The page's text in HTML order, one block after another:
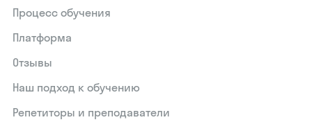
Процесс обучения
Платформа
Отзывы
Наш подход к обучению
Репетиторы и преподаватели